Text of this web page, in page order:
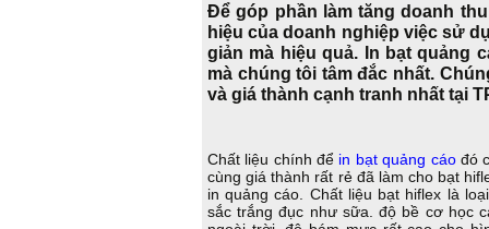
Để góp phần làm tăng doanh
hiệu của doanh nghiệp việc sử
giản mà hiệu quả. In bạt quảng
mà chúng tôi tâm đắc nhất.
và giá thành cạnh tranh nhất tại
Chất liệu chính để in bạt quảng cáođó
cùng giá thành rất rẻ đã làm cho bạt
in quảng cáo. Chất liệu bạt hiflex là
sắc trắng đục như sữa. độ bề cơ học